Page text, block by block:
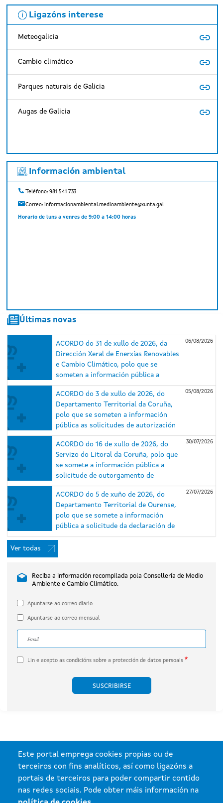
Este portal emprega cookies propias ou de
terceiros con fins analíticos, así como ligazóns a
portais de terceiros para poder compartir contido
nas redes sociais. Pode obter máis información na
Últimas novas
ACORDO do 31 de xullo de 2026, da
Dirección Xeral de Enerxías Renovables
e Cambio Climático, polo que se
someten a información pública a
solicitude de autorización
administrativa previa e de construción
e o estudo de impacto ambiental (EsIA)
do proxecto do parque eólico
Repotenciación Serra da Loba e das
súas infraestruturas de evacuación,
nos concellos de Guitiriz e Xermade
(Lugo) e Aranga e Monfero (A Coruña)
(expediente IN408A 2025/018).
06/08/2026
ACORDO do 3 de xullo de 2026, do
Departamento Territorial da Coruña,
polo que se someten a información
pública as solicitudes de autorización
administrativa previa e de construción
e o estudo de impacto ambiental dos
proxectos do parque eólico
Repotenciación Barbanza I (expediente
IN408A 2025/007) e do parque eólico
Repotenciación Barbanza II (expediente
IN408A 2025/006), situados nos
concellos do Porto do Son, A Pobra do
Caramiñal e Boiro (A Coruña).
05/08/2026
ACORDO do 16 de xullo de 2026, do
Servizo do Litoral da Coruña, polo que
se somete a información pública a
solicitude de outorgamento de
concesión de ocupación de dominio
público marítimo-terrestre para caseta
de salvamento, duchas e lavapés na
praia de Gandarío, no concello de
Bergondo (A Coruña).
30/07/2026
ACORDO do 5 de xuño de 2026, do
Departamento Territorial de Ourense,
polo que se somete a información
pública a solicitude da declaración de
utilidade pública, en concreto, coa
proxecto do parque eólico Xesteirón,
Montederramo (Ourense), promovido
(expediente IN408A 2020/032B).
27/07/2026
Ver todas
Reciba a información recompilada pola Consellería de Medio
Ambiente e Cambio Climático.
Apuntarse ao correo diario
Apuntarse ao correo mensual
Lin e acepto as condicións sobre a protección de datos persoais
Ligazóns interese
Meteogalicia
Cambio climático
Parques naturais de Galicia
Augas de Galicia
Información ambiental
Teléfono: 981 541 733
Correo:informacionambiental.medioambiente@xunta.gal
Horario de luns a venres de 9:00 a 14:00 horas